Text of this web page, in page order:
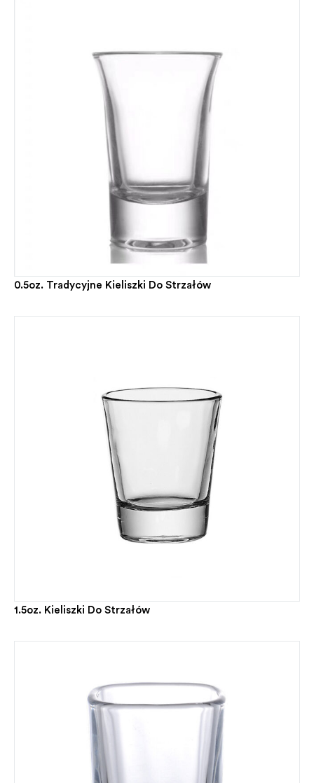
0.5oz. Tradycyjne Kieliszki Do Strzałów
1.5oz. Kieliszki Do Strzałów